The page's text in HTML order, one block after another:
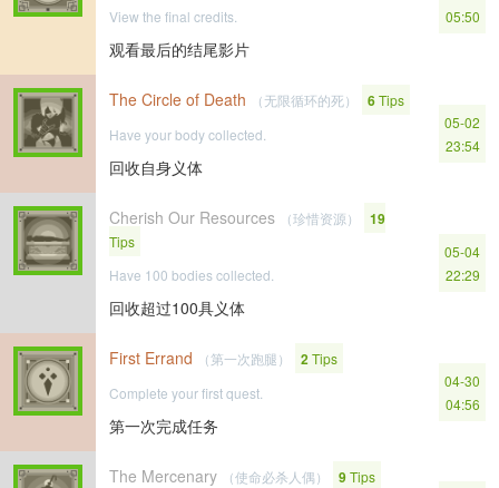
View the final credits.
观看最后的结尾影片
05:50
The Circle of Death （无限循环的死） 6Tips
Have your body collected.
回收自身义体
05-02
23:54
Cherish Our Resources （珍惜资源） 19
Tips
Have 100 bodies collected.
回收超过100具义体
05-04
22:29
First Errand （第一次跑腿） 2Tips
Complete your first quest.
第一次完成任务
04-30
04:56
The Mercenary （使命必杀人偶） 9Tips